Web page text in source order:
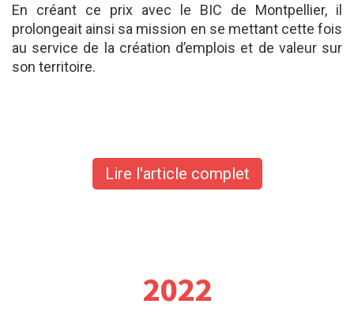
En créant ce prix avec le BIC de Montpellier, il
prolongeait ainsi sa mission en se mettant cette fois
au service de la création d’emplois et de valeur sur
son territoire.
Lire l'article complet
2022